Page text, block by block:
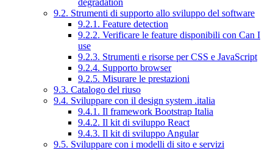
degradation
9.2. Strumenti di supporto allo sviluppo del software
9.2.1. Feature detection
9.2.2. Verificare le feature disponibili con Can I
use
9.2.3. Strumenti e risorse per CSS e JavaScript
9.2.4. Supporto browser
9.2.5. Misurare le prestazioni
9.3. Catalogo del riuso
9.4. Sviluppare con il design system .italia
9.4.1. Il framework Bootstrap Italia
9.4.2. Il kit di sviluppo React
9.4.3. Il kit di sviluppo Angular
9.5. Sviluppare con i modelli di sito e servizi